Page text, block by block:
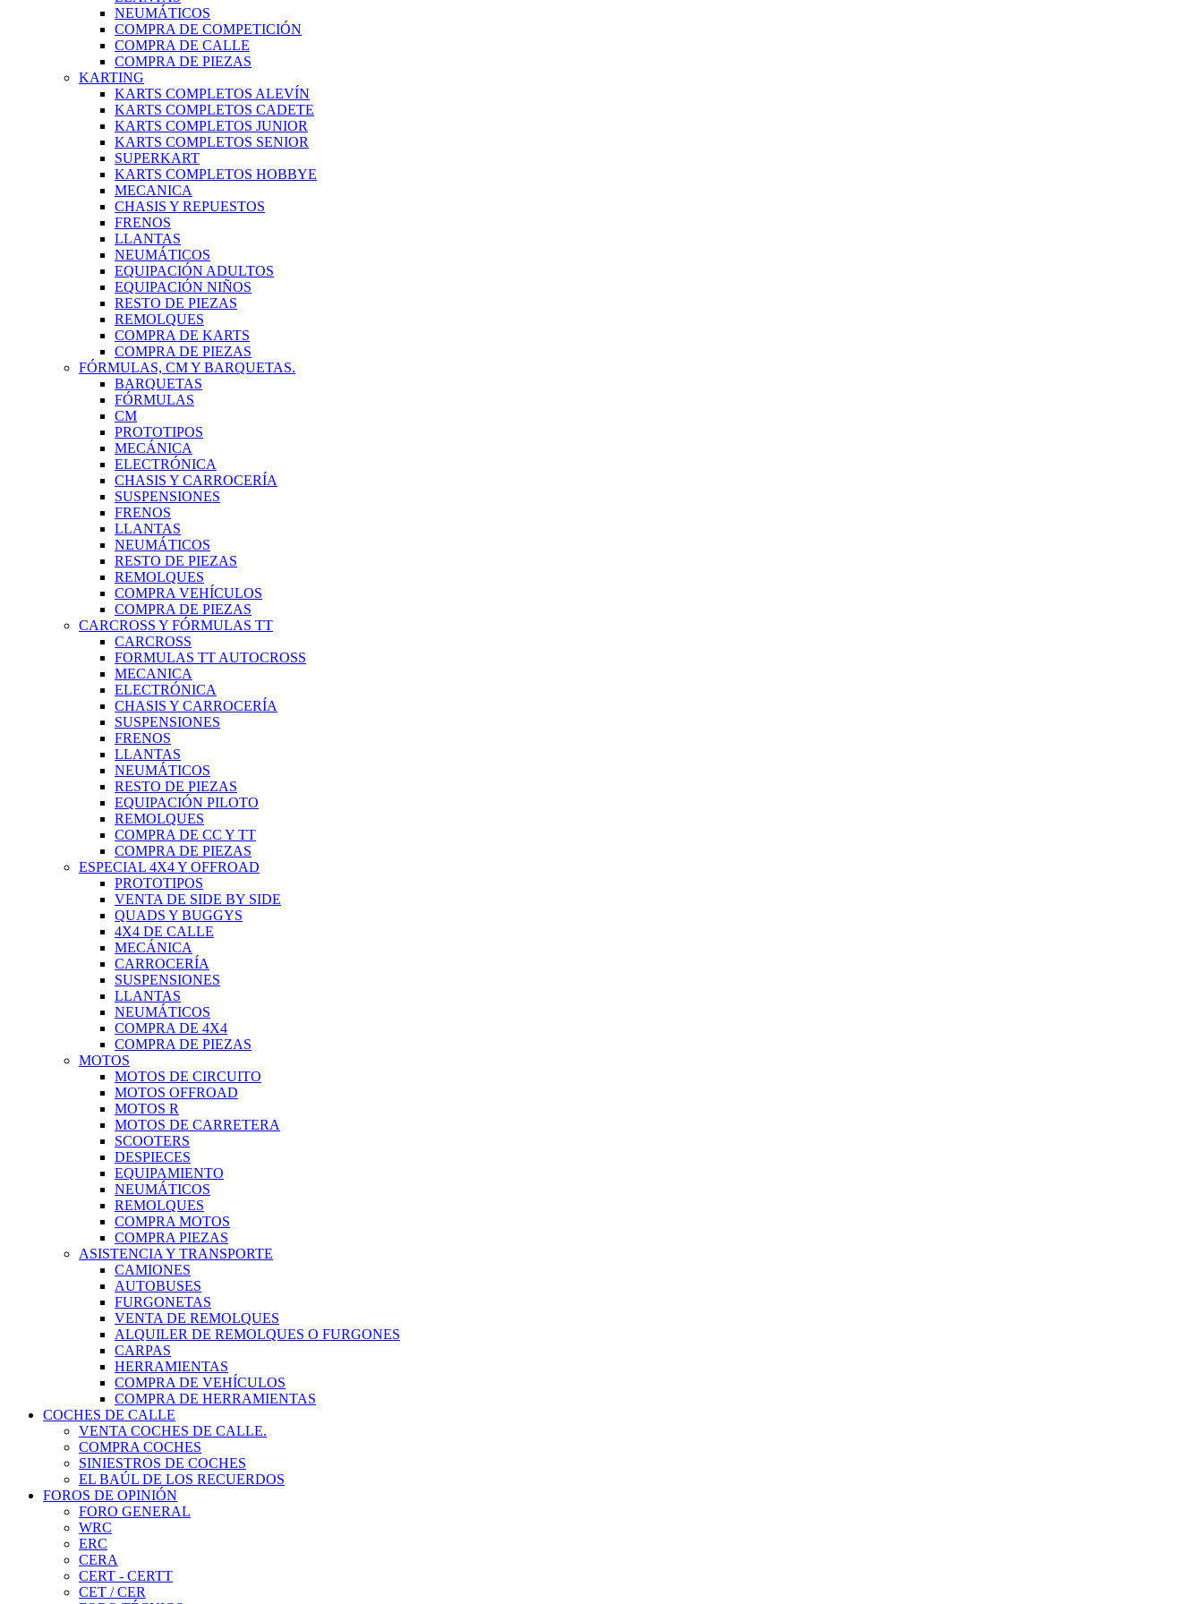
NEUMÁTICOS
COMPRA DE COMPETICIÓN
COMPRA DE CALLE
COMPRA DE PIEZAS
KARTING
KARTS COMPLETOS ALEVÍN
KARTS COMPLETOS CADETE
KARTS COMPLETOS JUNIOR
KARTS COMPLETOS SENIOR
SUPERKART
KARTS COMPLETOS HOBBYE
MECANICA
CHASIS Y REPUESTOS
FRENOS
LLANTAS
NEUMÁTICOS
EQUIPACIÓN ADULTOS
EQUIPACIÓN NIÑOS
RESTO DE PIEZAS
REMOLQUES
COMPRA DE KARTS
COMPRA DE PIEZAS
FÓRMULAS, CM Y BARQUETAS.
BARQUETAS
FÓRMULAS
CM
PROTOTIPOS
MECÁNICA
ELECTRÓNICA
CHASIS Y CARROCERÍA
SUSPENSIONES
FRENOS
LLANTAS
NEUMÁTICOS
RESTO DE PIEZAS
REMOLQUES
COMPRA VEHÍCULOS
COMPRA DE PIEZAS
CARCROSS Y FÓRMULAS TT
CARCROSS
FORMULAS TT AUTOCROSS
MECANICA
ELECTRÓNICA
CHASIS Y CARROCERÍA
SUSPENSIONES
FRENOS
LLANTAS
NEUMÁTICOS
RESTO DE PIEZAS
EQUIPACIÓN PILOTO
REMOLQUES
COMPRA DE CC Y TT
COMPRA DE PIEZAS
ESPECIAL 4X4 Y OFFROAD
PROTOTIPOS
VENTA DE SIDE BY SIDE
QUADS Y BUGGYS
4X4 DE CALLE
MECÁNICA
CARROCERÍA
SUSPENSIONES
LLANTAS
NEUMÁTICOS
COMPRA DE 4X4
COMPRA DE PIEZAS
MOTOS
MOTOS DE CIRCUITO
MOTOS OFFROAD
MOTOS R
MOTOS DE CARRETERA
SCOOTERS
DESPIECES
EQUIPAMIENTO
NEUMÁTICOS
REMOLQUES
COMPRA MOTOS
COMPRA PIEZAS
ASISTENCIA Y TRANSPORTE
CAMIONES
AUTOBUSES
FURGONETAS
VENTA DE REMOLQUES
ALQUILER DE REMOLQUES O FURGONES
CARPAS
HERRAMIENTAS
COMPRA DE VEHÍCULOS
COMPRA DE HERRAMIENTAS
COCHES DE CALLE
VENTA COCHES DE CALLE.
COMPRA COCHES
SINIESTROS DE COCHES
EL BAÚL DE LOS RECUERDOS
FOROS DE OPINIÓN
FORO GENERAL
WRC
ERC
CERA
CERT - CERTT
CET / CER